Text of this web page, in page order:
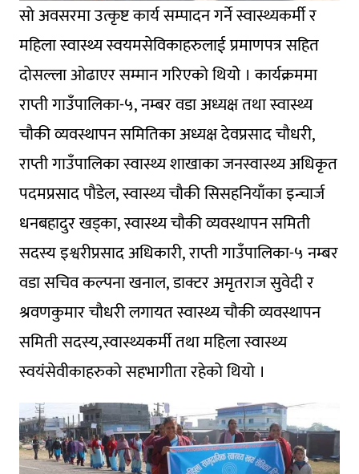
साे अवसरमा उत्कृष्ट कार्य सम्पादन गर्ने स्वास्थ्यकर्मी र
महिला स्वास्थ्य स्वयमसेविकाहरुलाई प्रमाणपत्र सहित
दाेसल्ला ओढाएर सम्मान गरिएको थियोे । कार्यक्रममा
राप्ती गाउँपालिका-५, नम्बर वडा अध्यक्ष तथा स्वास्थ्य
चाैकी व्यवस्थापन समितिका अध्यक्ष देवप्रसाद चाैधरी,
राप्ती गाउँपालिका स्वास्थ्य शाखाका जनस्वास्थ्य अधिकृत
पदमप्रसाद पौडेल, स्वास्थ्य चौकी सिसहनियाँका इन्चार्ज
धनबहादुर खड्का, स्वास्थ्य चौकी व्यवस्थापन समिती
सदस्य इश्वरीप्रसाद अधिकारी, राप्ती गाउँपालिका-५ नम्बर
वडा सचिव कल्पना खनाल, डाक्टर अमृतराज सुवेदी र
श्रवणकुमार चाैधरी लगायत स्वास्थ्य चौकी व्यवस्थापन
समिती सदस्य,स्वास्थ्यकर्मी तथा महिला स्वास्थ्य
स्वयंसेवीकाहरुकाे सहभागीता रहेको थियो ।